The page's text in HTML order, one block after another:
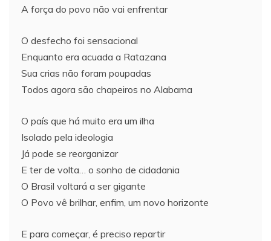
A força do povo não vai enfrentar
O desfecho foi sensacional
Enquanto era acuada a Ratazana
Sua crias não foram poupadas
Todos agora são chapeiros no Alabama
O país que há muito era um ilha
Isolado pela ideologia
Já pode se reorganizar
E ter de volta… o sonho de cidadania
O Brasil voltará a ser gigante
O Povo vê brilhar, enfim, um novo horizonte
E para começar, é preciso repartir